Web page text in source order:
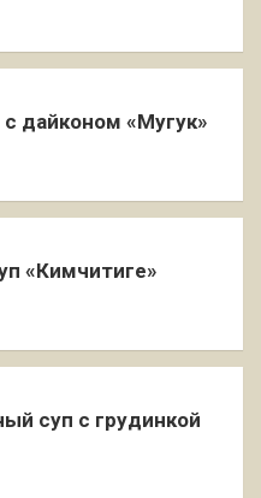
дайконом «Мугук»
«Кимчитиге»
суп с грудинкой